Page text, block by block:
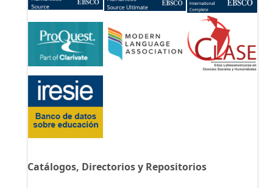
Catálogos, Directorios y Repositorios